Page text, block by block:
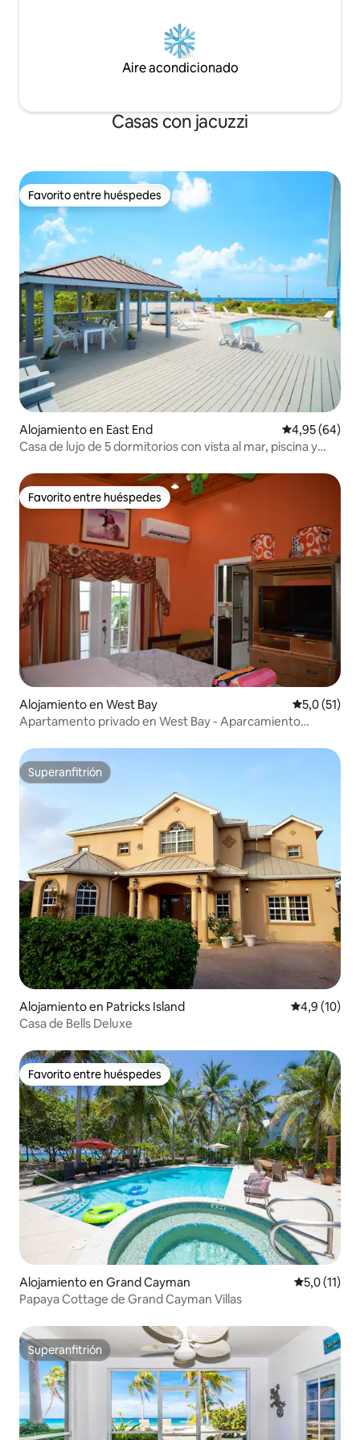
Aire acondicionado
Casas con jacuzzi
Favorito entre huéspedes
Favorito entre huéspedes
Alojamiento en East End Calificación
4,95 (64)
Casa de lujo de 5 dormitorios con vista al mar, piscina y
Favorito entre huéspedes
Favorito entre huéspedes
Alojamiento en West Bay Calificación
5,0 (51)
Apartamento privado en West Bay - Aparcamiento
Superanfitrión
Superanfitrión
Alojamiento en Patricks Island Calificación
4,9 (10)
Casa de Bells Deluxe
Favorito entre huéspedes
Favorito entre huéspedes
Alojamiento en Grand Cayman Calificación
5,0 (11)
Papaya Cottage de Grand Cayman Villas
Superanfitrión
Superanfitrión